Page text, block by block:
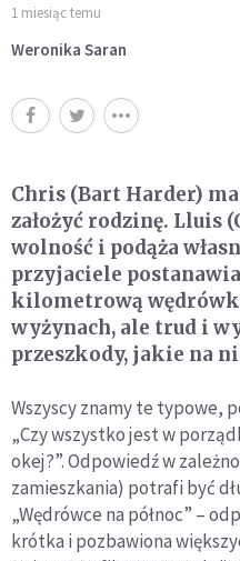
1 miesiąc temu
Weronika Saran
Chris (Bart Harder)
założyć rodzinę. Lluis
wolność i podąża
przyjaciele
kilometrową
wyżynach, ale trud i
przeszkody, jakie na
Wszyscy znamy te typowe,
„Czy wszystko jest w
okej?”. Odpowiedź w
zamieszkania) potrafi być
„Wędrówce na północ” –
krótka i pozbawiona